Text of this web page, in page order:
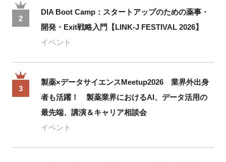
2
DIA Boot Camp：スタートアップのための薬事・
開発・Exit戦略入門【LINK-J FESTIVAL 2026】
イベント
3
製薬×データサイエンスMeetup2026 業界外出身
者も活躍！ 製薬業界におけるAI、データ活用の
最先端、講演＆キャリア相談会
イベント